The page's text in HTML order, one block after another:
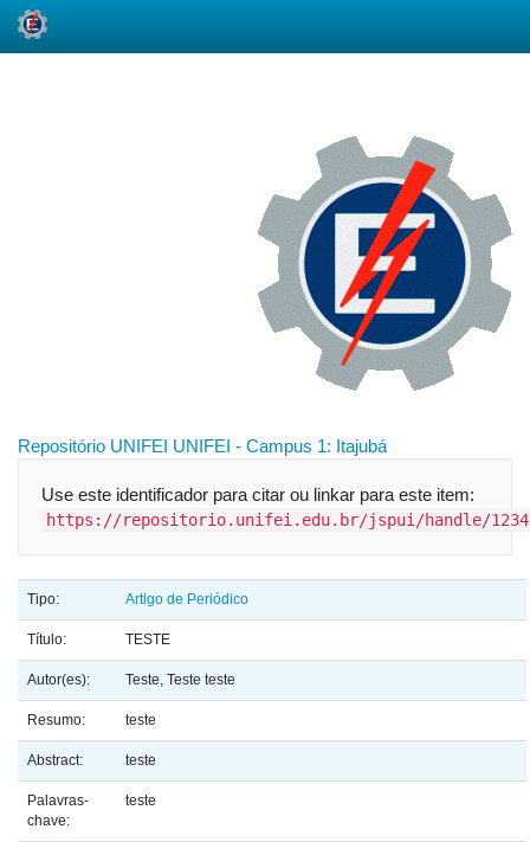
Repositório UNIFEI UNIFEI - Campus 1: Itajubá
Use este identificador para citar ou linkar para este item:
https://repositorio.unifei.edu.br/jspui/handle/
Tipo: Artigo de Periódico
Título: TESTE
Autor(es): Teste, Teste teste
Resumo: teste
Abstract: teste
Palavras-
chave:
teste